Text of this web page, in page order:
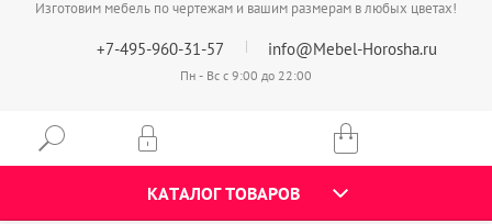
Изготовим мебель по чертежам и вашим размерам в любых цветах!
+7-495-960-31-57 info@Mebel-Horosha.ru
Пн - Вс с 9:00 до 22:00
КАТАЛОГ ТОВАРОВ